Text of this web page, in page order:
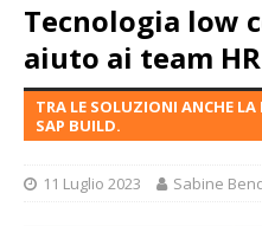
Tecnologia low
aiuto ai team
TRA LE SOLUZIONI ANCHE
SAP BUILD.
11 Luglio 2023 Sabine